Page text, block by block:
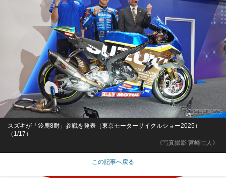
《写真撮影 宮崎壮人》
スズキが「鈴鹿8耐」参戦を発表（東京モーターサイクルショー2025）
（1/17）
この記事へ戻る